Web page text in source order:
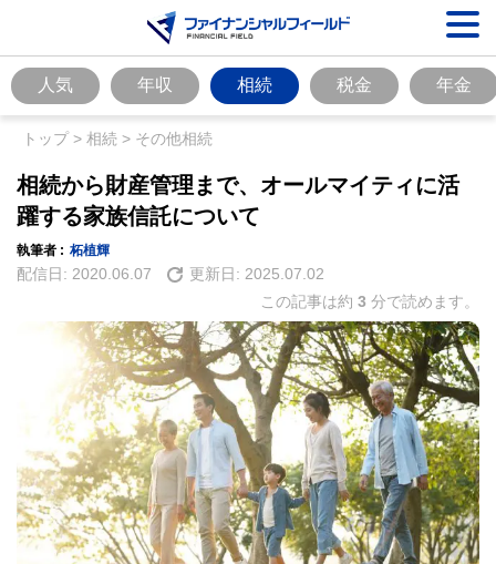
人気 年収 相続 税金 年金
トップ> 相続 > その他相続
相続から財産管理まで、オールマイティに活
躍する家族信託について
執筆者 : 柘植輝
配信日: 2020.06.07 更新日: 2025.07.02
この記事は約 3 分で読めます。